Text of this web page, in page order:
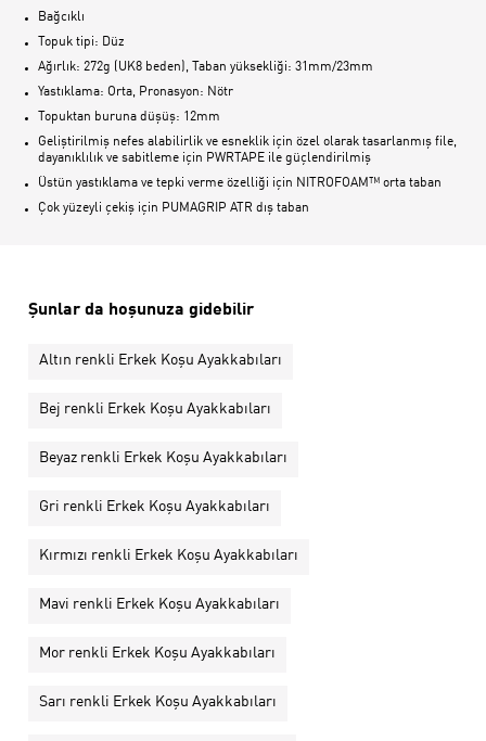
Bağcıklı
Topuk tipi: Düz
Ağırlık: 272g (UK8 beden), Taban yüksekliği: 31mm/23mm
Yastıklama: Orta, Pronasyon: Nötr
Topuktan buruna düşüş: 12mm
Geliştirilmiş nefes alabilirlik ve esneklik için özel olarak tasarlanmış file,
dayanıklılık ve sabitleme için PWRTAPE ile güçlendirilmiş
Üstün yastıklama ve tepki verme özelliği için NITROFOAM™ orta taban
Çok yüzeyli çekiş için PUMAGRIP ATR dış taban
Şunlar da hoşunuza gidebilir
Altın renkli Erkek Koşu Ayakkabıları
Bej renkli Erkek Koşu Ayakkabıları
Beyaz renkli Erkek Koşu Ayakkabıları
Gri renkli Erkek Koşu Ayakkabıları
Kırmızı renkli Erkek Koşu Ayakkabıları
Mavi renkli Erkek Koşu Ayakkabıları
Mor renkli Erkek Koşu Ayakkabıları
Sarı renkli Erkek Koşu Ayakkabıları